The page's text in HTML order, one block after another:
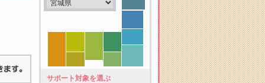
サポート対象を選ぶ